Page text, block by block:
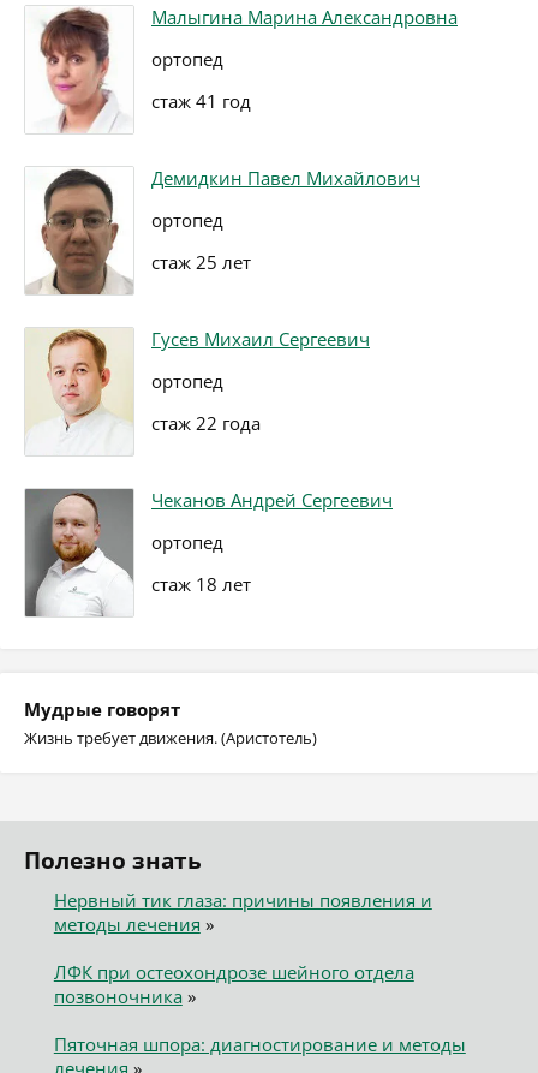
Малыгина Марина Александровна
ортопед
стаж 41 год
Демидкин Павел Михайлович
ортопед
стаж 25 лет
Гусев Михаил Сергеевич
ортопед
стаж 22 года
Чеканов Андрей Сергеевич
ортопед
стаж 18 лет
Мудрые говорят
Жизнь требует движения. (Аристотель)
Полезно знать
Нервный тик глаза: причины появления и
методы лечения »
ЛФК при остеохондрозе шейного отдела
позвоночника»
Пяточная шпора: диагностирование и методы
лечения »